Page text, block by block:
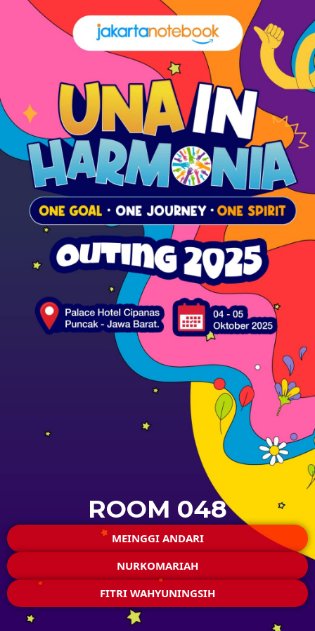
ROOM 048
MEINGGI ANDARI
NURKOMARIAH
FITRI WAHYUNINGSIH